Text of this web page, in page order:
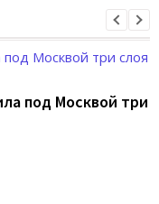
под Москвой три